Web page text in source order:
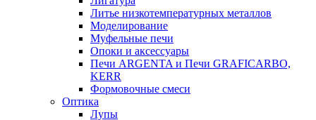
Литье низкотемпературных металлов
Моделирование
Муфельные печи
Опоки и аксессуары
Печи ARGENTA и Печи GRAFICARBO,
KERR
Формовочные смеси
Оптика
Лупы